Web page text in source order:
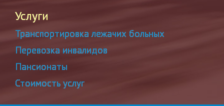
Услуги
Транспортировка лежачих больных
Перевозка инвалидов
Пансионаты
Стоимость услуг